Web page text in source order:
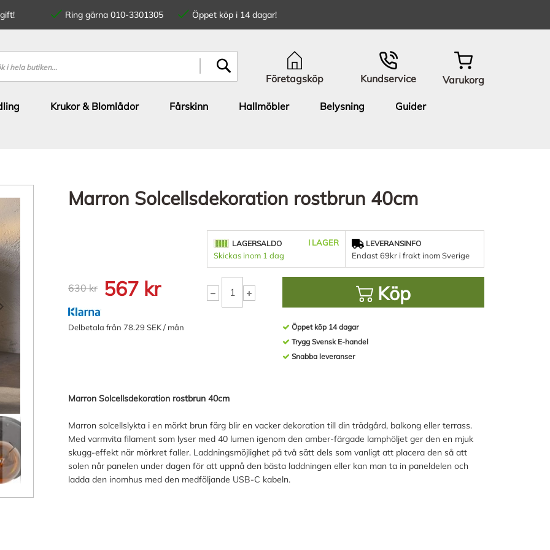
Ring gärna 010-3301305
Öppet köp i 14 dagar!
Företagsköp Kundservice Varukorg
Krukor & Blomlådor Fårskinn Hallmöbler Belysning
Guider
Marron Solcellsdekoration rostbrun 40cm
630 kr 567 kr
Delbetala från 78.29 SEK / mån
LAGERSALDO
I LAGER
Skickas inom 1 dag
LEVERANSINFO
Endast 69kr i frakt inom Sverige
Köp
Öppet köp 14 dagar
Trygg Svensk E-handel
Snabba leveranser
Marron Solcellsdekoration rostbrun 40cm
Marron solcellslykta i en mörkt brun färg blir en vacker dekoration till din trädgård, balkong eller terrass.
Med varmvita filament som lyser med 40 lumen igenom den amber-färgade lamphöljet ger den en mjuk
skugg-effekt när mörkret faller. Laddningsmöjlighet på två sätt dels som vanligt att placera den så att
solen når panelen under dagen för att uppnå den bästa laddningen eller kan man ta in paneldelen och
ladda den inomhus med den medföljande USB-C kabeln.